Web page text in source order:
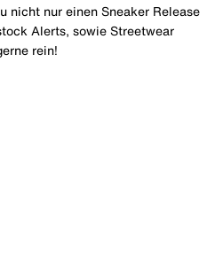
nicht nur einen Sneaker Release
Alerts, sowie Streetwear
rein!